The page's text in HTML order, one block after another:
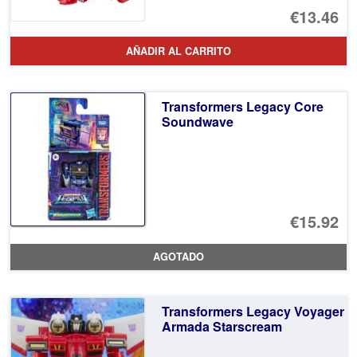
El
€13.46
El
AÑADIR AL CARRITO
Transformers Legacy Core
Soundwave
€15.92
AGOTADO
Transformers Legacy Voyager
Armada Starscream